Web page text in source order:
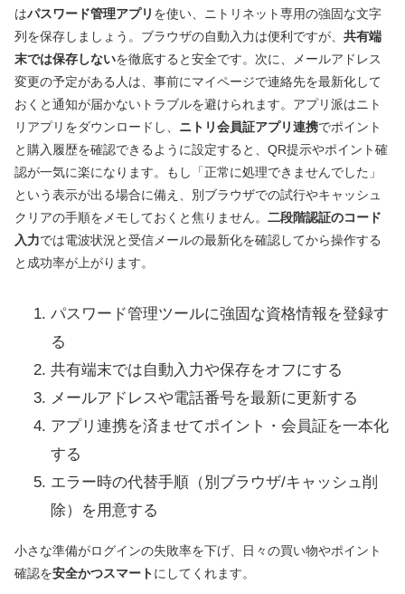
はパスワード管理アプリ を使い、ニトリネット専用の強固な文字
列を保存しましょう。ブラウザの自動入力は便利ですが、 共有端
末では保存しないを徹底すると安全です。次に、メールアドレス
変更の予定がある人は、事前にマイページで連絡先を最新化して
おくと通知が届かないトラブルを避けられます。アプリ派はニト
リアプリをダウンロードし、 ニトリ会員証アプリ連携でポイント
と購入履歴を確認できるように設定すると、QR提示やポイント確
認が一気に楽になります。もし「正常に処理できませんでした」
という表示が出る場合に備え、別ブラウザでの試行やキャッシュ
クリアの手順をメモしておくと焦りません。 二段階認証のコード
入力では電波状況と受信メールの最新化を確認してから操作する
と成功率が上がります。
パスワード管理ツールに強固な資格情報を登録す
る
共有端末では自動入力や保存をオフにする
メールアドレスや電話番号を最新に更新する
アプリ連携を済ませてポイント・会員証を一本化
する
エラー時の代替手順（別ブラウザ/キャッシュ削
除）を用意する
小さな準備がログインの失敗率を下げ、日々の買い物やポイント
確認を安全かつスマートにしてくれます。